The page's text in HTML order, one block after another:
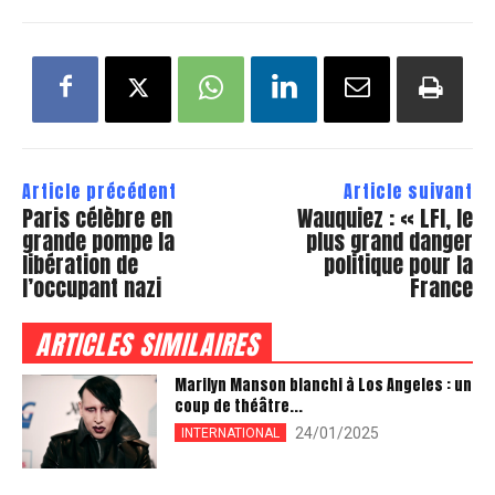
Article précédent
Paris célèbre en
grande pompe la
libération de
l’occupant nazi
Article suivant
Wauquiez : « LFI, le
plus grand danger
politique pour la
France
ARTICLES SIMILAIRES
Marilyn Manson blanchi à Los Angeles : un
coup de théâtre...
INTERNATIONAL 24/01/2025